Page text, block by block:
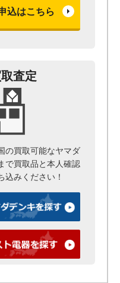
込はこちら
査定
の買取可能なヤマダ
で買取品と本人確認
込みください！